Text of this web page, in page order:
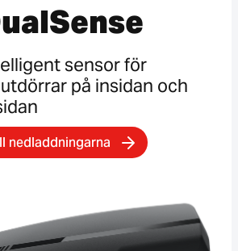
sensor för
på insidan och
nedladdningarna